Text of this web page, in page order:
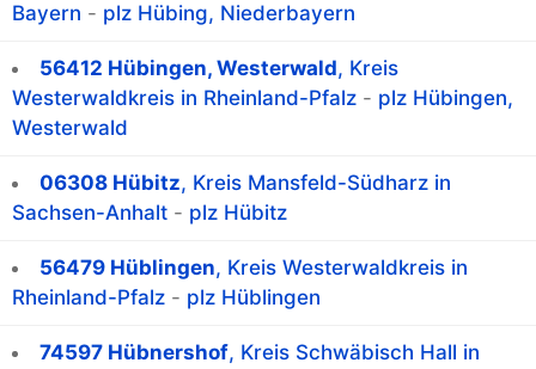
Bayern - plz Hübing, Niederbayern
56412 Hübingen, Westerwald, Kreis
Westerwaldkreis in Rheinland-Pfalz - plz Hübingen,
Westerwald
06308 Hübitz, Kreis Mansfeld-Südharz in
Sachsen-Anhalt - plz Hübitz
56479 Hüblingen, Kreis Westerwaldkreis in
Rheinland-Pfalz - plz Hüblingen
74597 Hübnershof, Kreis Schwäbisch Hall in